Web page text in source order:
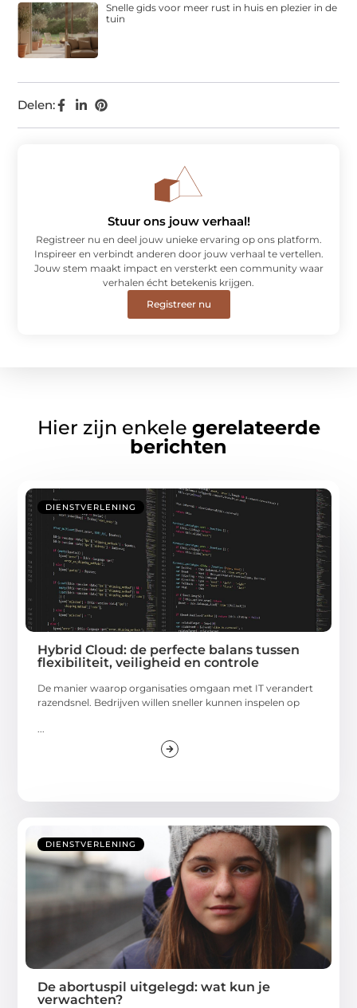
Delen:
Snelle gids voor meer rust in huis en plezier in de
tuin
Stuur ons jouw verhaal!
Registreer nu en deel jouw unieke ervaring op ons platform.
Inspireer en verbindt anderen door jouw verhaal te vertellen.
Jouw stem maakt impact en versterkt een community waar
verhalen écht betekenis krijgen.
Registreer nu
Hier zijn enkele gerelateerde
berichten
DIENSTVERLENING
Hybrid Cloud: de perfecte balans tussen
flexibiliteit, veiligheid en controle
De manier waarop organisaties omgaan met IT verandert
razendsnel. Bedrijven willen sneller kunnen inspelen op
DIENSTVERLENING
De abortuspil uitgelegd: wat kun je
verwachten?